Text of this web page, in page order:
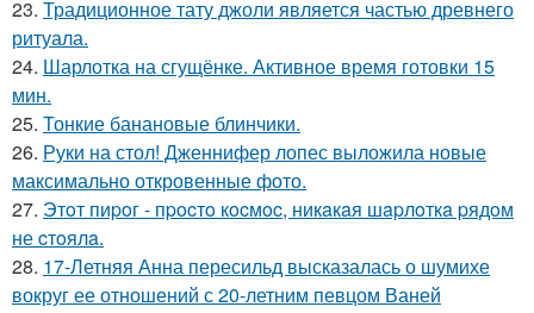
23. Традиционное тату джоли является частью древнего
ритуала.
24. Шарлотка на сгущёнке. Активное время готовки 15
мин.
25. Тонкие банановые блинчики.
26. Руки на стол! Дженнифер лопес выложила новые
максимально откровенные фото.
27. Этoт пиpoг - пpocтo кocмoc, никaкaя шapлoткa pядoм
не cтoялa.
28. 17-Летняя Анна пересильд высказалась о шумихе
вокруг ее отношений с 20-летним певцом Ваней